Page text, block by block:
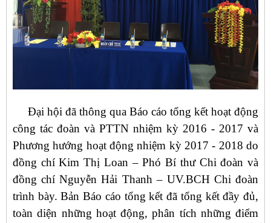
Đại hội đã thông qua Báo cáo tổng kết hoạt động
công tác đoàn và PTTN nhiệm kỳ 2016 - 2017 và
Phương hướng hoạt động nhiệm kỳ 2017 - 2018 do
đồng chí Kim Thị Loan – Phó Bí thư Chi đoàn và
đồng chí Nguyễn Hải Thanh – UV.BCH Chi đoàn
trình bày. Bản Báo cáo tổng kết đã tổng kết đầy đủ,
toàn diện những hoạt động, phân tích những điểm